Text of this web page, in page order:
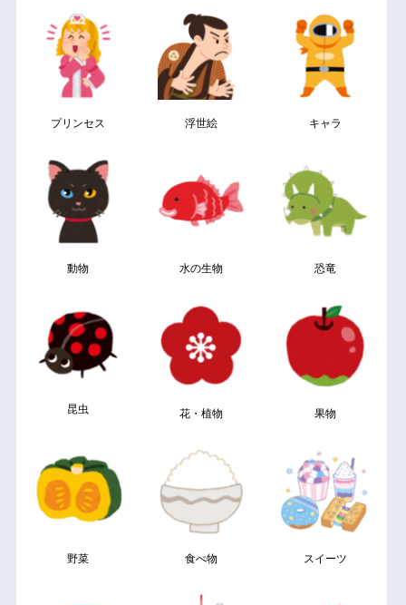
プリンセス 浮世絵 キャラ
動物 水の生物 恐竜
昆虫 花・植物 果物
野菜 食べ物 スイーツ